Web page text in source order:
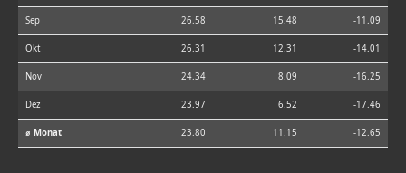
Sep 26.58 15.48 -11.09
Okt 26.31 12.31 -14.01
Nov 24.34 8.09 -16.25
Dez 23.97 6.52 -17.46
⌀ Monat 23.80 11.15 -12.65